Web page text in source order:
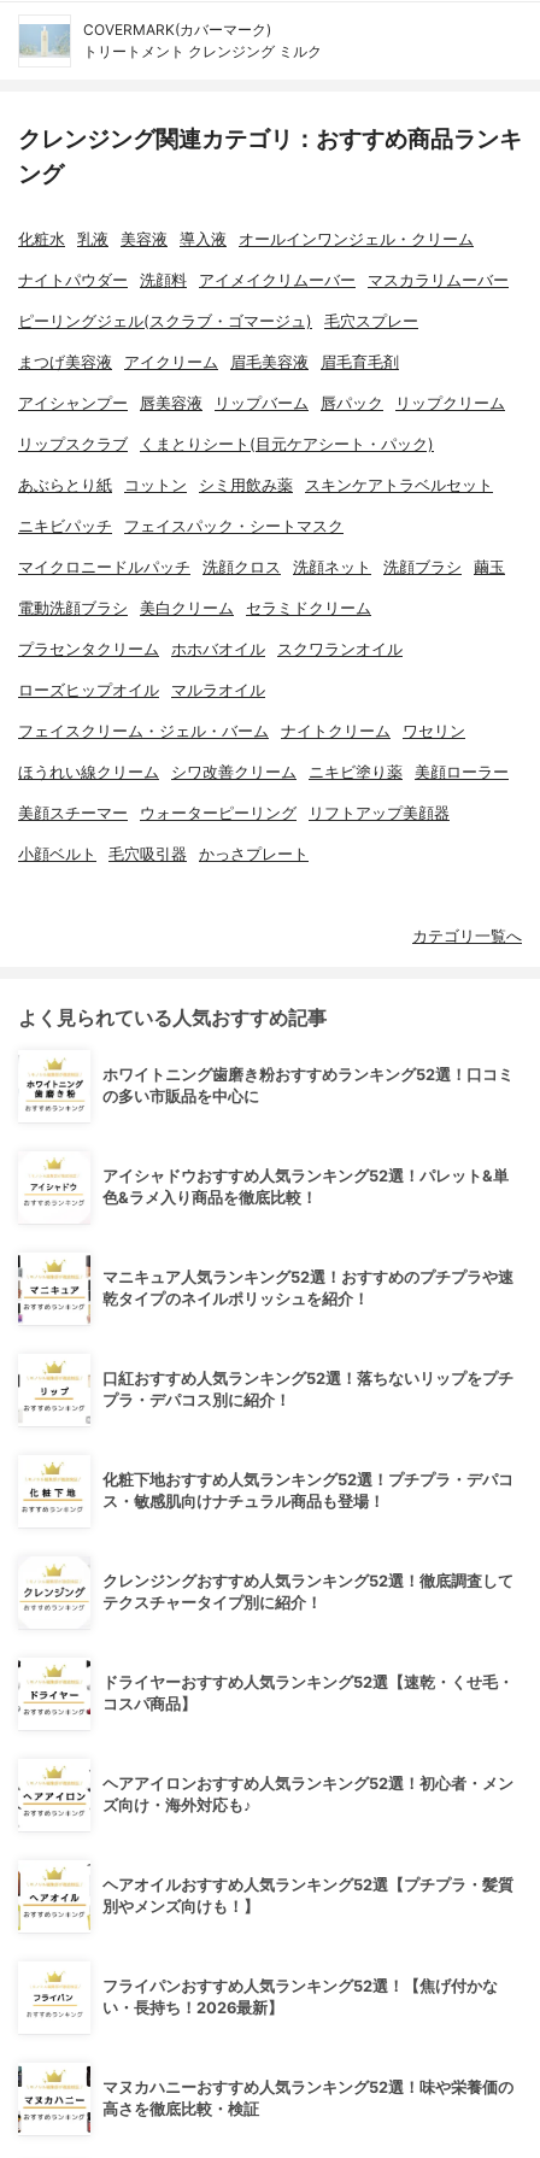
COVERMARK(カバーマーク)
トリートメント クレンジング ミルク
クレンジング関連カテゴリ：おすすめ商品ランキ
ング
化粧水 乳液 美容液 導入液 オールインワンジェル・クリーム
ナイトパウダー 洗顔料 アイメイクリムーバー マスカラリムーバー
ピーリングジェル(スクラブ・ゴマージュ) 毛穴スプレー
まつげ美容液 アイクリーム 眉毛美容液 眉毛育毛剤
アイシャンプー 唇美容液 リップバーム 唇パック リップクリーム
リップスクラブ くまとりシート(目元ケアシート・パック)
あぶらとり紙 コットン シミ用飲み薬 スキンケアトラベルセット
ニキビパッチ フェイスパック・シートマスク
マイクロニードルパッチ 洗顔クロス 洗顔ネット 洗顔ブラシ 繭玉
電動洗顔ブラシ 美白クリーム セラミドクリーム
プラセンタクリーム ホホバオイル スクワランオイル
ローズヒップオイル マルラオイル
フェイスクリーム・ジェル・バーム ナイトクリーム ワセリン
ほうれい線クリーム シワ改善クリーム ニキビ塗り薬 美顔ローラー
美顔スチーマー ウォーターピーリング リフトアップ美顔器
小顔ベルト 毛穴吸引器 かっさプレート
カテゴリ一覧へ
よく見られている人気おすすめ記事
ホワイトニング歯磨き粉おすすめランキング52選！口コミ
の多い市販品を中心に
アイシャドウおすすめ人気ランキング52選！パレット&単
色&ラメ入り商品を徹底比較！
マニキュア人気ランキング52選！おすすめのプチプラや速
乾タイプのネイルポリッシュを紹介！
口紅おすすめ人気ランキング52選！落ちないリップをプチ
プラ・デパコス別に紹介！
化粧下地おすすめ人気ランキング52選！プチプラ・デパコ
ス・敏感肌向けナチュラル商品も登場！
クレンジングおすすめ人気ランキング52選！徹底調査して
テクスチャータイプ別に紹介！
ドライヤーおすすめ人気ランキング52選【速乾・くせ毛・
コスパ商品】
ヘアアイロンおすすめ人気ランキング52選！初心者・メン
ズ向け・海外対応も♪
ヘアオイルおすすめ人気ランキング52選【プチプラ・髪質
別やメンズ向けも！】
フライパンおすすめ人気ランキング52選！【焦げ付かな
い・長持ち！2026最新】
マヌカハニーおすすめ人気ランキング52選！味や栄養価の
高さを徹底比較・検証